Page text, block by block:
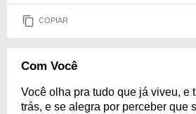
COPIAR
Com Você
Você olha pra tudo que já viveu, e
trás, e se alegra por perceber que